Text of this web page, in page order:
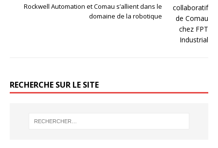
Rockwell Automation et Comau s’allient dans le
domaine de la robotique
RECHERCHE SUR LE SITE